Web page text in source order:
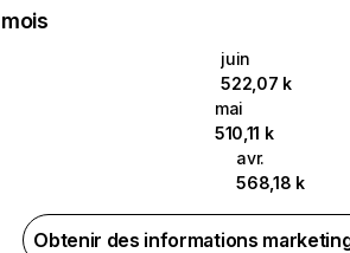
mois
juin
522,07 k
mai
510,11 k
avr.
568,18 k
Obtenir des informations